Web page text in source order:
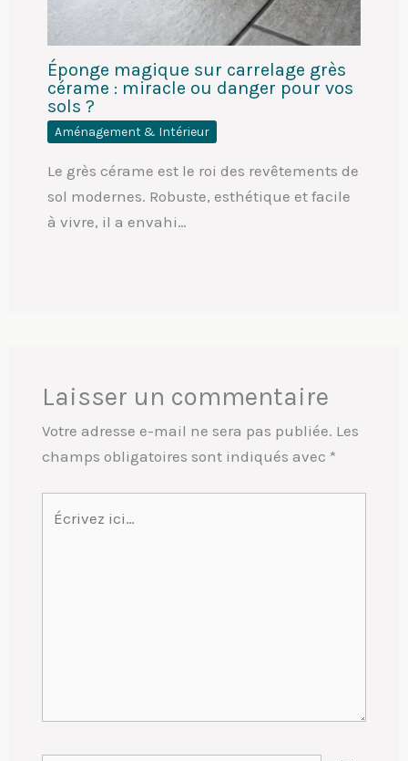
Éponge magique sur carrelage grès
cérame : miracle ou danger pour vos
sols ?
Aménagement & Intérieur
Le grès cérame est le roi des revêtements de
sol modernes. Robuste, esthétique et facile
à vivre, il a envahi…
Laisser un commentaire
Votre adresse e-mail ne sera pas publiée. Les
champs obligatoires sont indiqués avec *
ici…